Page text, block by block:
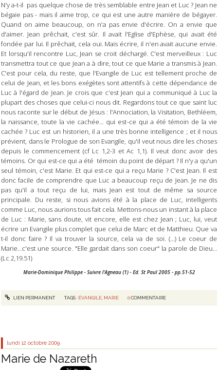
N'y a-t-il pas quelque chose de très semblable entre Jean et Luc ? Jean ne
bégaie pas - mais il aime trop, ce qui est une autre manière de bégayer.
Quand on aime beaucoup, on n'a pas envie d'écrire. On a envie que
d'aimer. Jean prêchait, c'est sûr. Il avait l'Eglise d'Ephèse, qui avait été
fondée par lui. Il prêchait, cela oui. Mais écrire, il n'en avait aucune envie.
Et lorsqu'il rencontre Luc, Jean se croit déchargé. C'est merveilleux : Luc
transmettra tout ce que Jean a à dire, tout ce que Marie a transmis à Jean.
C'est pour cela, du reste, que l'Evangile de Luc est tellement proche de
celui de Jean, et les bons exégètes sont attentifs à cette dépendance de
Luc à l'égard de Jean. Je crois que c'est Jean qui a communiqué à Luc la
plupart des choses que celui-ci nous dit. Regardons tout ce que saint luc
nous raconte sur le début de Jésus : l'Annociation, la Visitation, Bethléem,
la naissance, toute la vie cachée... qui est-ce qui a été témoin de la vie
cachée ? Luc est un historien, il a une très bonne intelligence ; et il nous
prévient, dans le Prologue de son Evangile, qu'il veut nous dire les choses
depuis le commencement (cf Lc 1,2-3 et Ac 1,1). Il veut donc avoir des
témoins. Or qui est-ce qui a été témoin du point de départ ? Il n'y a qu'un
seul témoin, c'est Marie. Et qui est-ce qui a reçu Marie ? C'est Jean. Il est
donc facile de comprendre que Luc a beaucoup reçu de Jean. Je ne dis
pas qu'il a tout reçu de lui, mais Jean est tout de même sa source
principale. Du reste, si nous avions été à la place de Luc, intelligents
comme Luc, nous aurions tous fait cela. Mettons-nous un instant à la place
de Luc : Marie, sans doute, vit encore, elle est chez Jean ; Luc, lui, veut
écrire un Evangile plus complet que celui de Marc et de Matthieu. Que va
t-il donc faire ? Il va trouver la source, cela va de soi. (...) Le coeur de
Marie...c'est une source. "Elle gardait dans son coeur" la parole de Dieu...
(Lc 2,19.51)
Marie-Dominique Philippe - Suivre l'Agneau (1) - Ed. St Paul 2005 - pp.51-52
LIEN PERMANENT TAGS : ÉVANGILE, MARIE 0COMMENTAIRE
lundi 12 octobre 2009
Marie de Nazareth